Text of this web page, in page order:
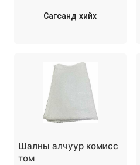
Сагсанд хийх
Шалны алчуур комисс
том